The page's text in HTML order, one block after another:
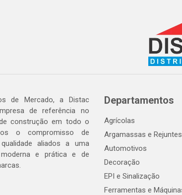
de Mercado, a Distac
de referência no
construção em todo o
o compromisso de
aliados a uma
e prática e de
Departamentos
Agrícolas
Argamassas e Rejuntes
Automotivos
Decoração
EPI e Sinalização
Ferramentas e